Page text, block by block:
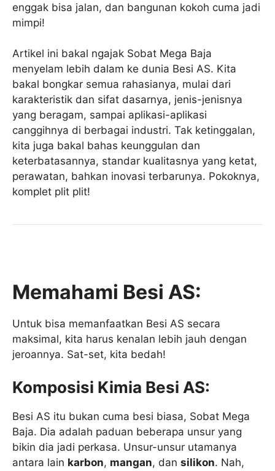
enggak bisa jalan, dan bangunan kokoh cuma jadi
mimpi!
Artikel ini bakal ngajak Sobat Mega Baja
menyelam lebih dalam ke dunia Besi AS. Kita
bakal bongkar semua rahasianya, mulai dari
karakteristik dan sifat dasarnya, jenis-jenisnya
yang beragam, sampai aplikasi-aplikasi
canggihnya di berbagai industri. Tak ketinggalan,
kita juga bakal bahas keunggulan dan
keterbatasannya, standar kualitasnya yang ketat,
perawatan, bahkan inovasi terbarunya. Pokoknya,
komplet plit plit!
Memahami Besi AS:
Untuk bisa memanfaatkan Besi AS secara
maksimal, kita harus kenalan lebih jauh dengan
jeroannya. Sat-set, kita bedah!
Komposisi Kimia Besi AS:
Besi AS itu bukan cuma besi biasa, Sobat Mega
Baja. Dia adalah paduan beberapa unsur yang
bikin dia jadi perkasa. Unsur-unsur utamanya
antara lain karbon, mangan, dan silikon. Nah,